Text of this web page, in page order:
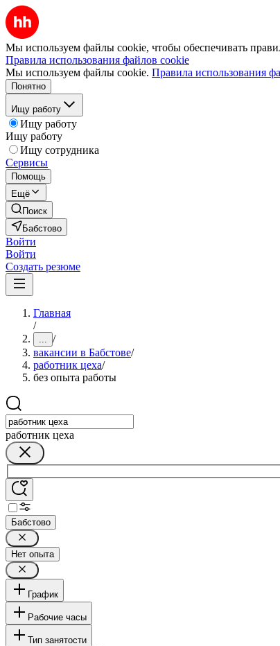
Мы используем файлы cookie, чтобы обеспечивать
Правила использования файлов cookie
Мы используем файлы cookie. Правила использования
Понятно
Ищу работу
Ищу работу
Ищу работу
Ищу сотрудника
Сервисы
Помощь
Ещё
Поиск
Бабстово
Войти
Войти
Создать резюме
Главная
/
... /
вакансии в Бабстове/
работник цеха/
без опыта работы
работник цеха
Бабстово
Нет опыта
График
Рабочие часы
Тип занятости